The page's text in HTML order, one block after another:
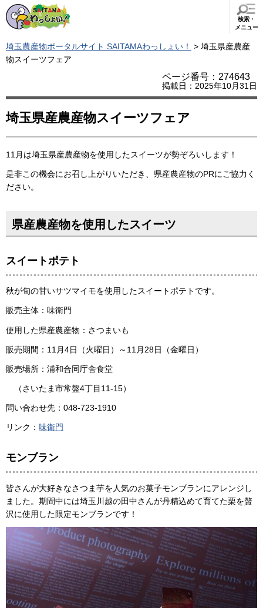
検索・
メニュー
埼玉農産物ポータルサイト SAITAMAわっしょい！
> 埼玉県産農産
物スイーツフェア
ページ番号：274643
掲載日：2025年10月31日
埼玉県産農産物スイーツフェア
11月は埼玉県産農産物を使用したスイーツが勢ぞろいします！
是非この機会にお召し上がりいただき、県産農産物のPRにご協力く
ださい。
県産農産物を使用したスイーツ
スイートポテト
秋が旬の甘いサツマイモを使用したスイートポテトです。
販売主体：味衛門
使用した県産農産物：さつまいも
販売期間：11月4日（火曜日）～11月28日（金曜日）
販売場所：浦和合同庁舎食堂
（さいたま市常盤4丁目11-15）
問い合わせ先：048-723-1910
リンク： 味衛門
モンブラン
皆さんが大好きなさつま芋を人気のお菓子モンブランにアレンジし
ました。期間中には埼玉川越の田中さんが丹精込めて育てた栗を贅
沢に使用した限定モンブランです！